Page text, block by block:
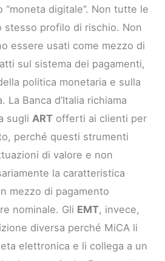
digitale”. Non tutte le
stesso profilo di rischio. Non
essere usati come mezzo di
sul sistema dei pagamenti,
politica monetaria e sulla
La Banca d’Italia richiama
sugli ART offerti ai clienti per
perché questi strumenti
di valore e non
la caratteristica
mezzo di pagamento
nominale. Gli EMT, invece,
diversa perché MiCA li
elettronica e li collega a un